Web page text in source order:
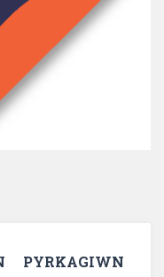
PYRKAGIWN